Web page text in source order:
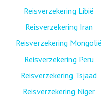
Reisverzekering Libië
Reisverzekering Iran
Reisverzekering Mongolië
Reisverzekering Peru
Reisverzekering Tsjaad
Reisverzekering Niger